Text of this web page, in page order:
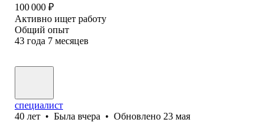
100 000 ₽
Активно ищет работу
Общий опыт
43 года 7 месяцев
специалист
40 лет • Была вчера • Обновлено 23 мая